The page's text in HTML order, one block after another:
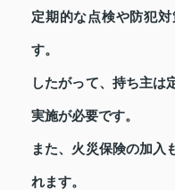
定期的な点検や防犯
す。
したがって、持ち主は
実施が必要です。
また、火災保険の加入
れます。